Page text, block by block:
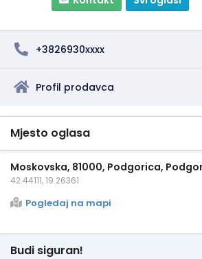
+3826930xxxx
Profil prodavca
Mjesto oglasa
Moskovska, 81000, Podgorica,
42.44111, 19.26361
Pogledaj na mapi
Budi siguran!